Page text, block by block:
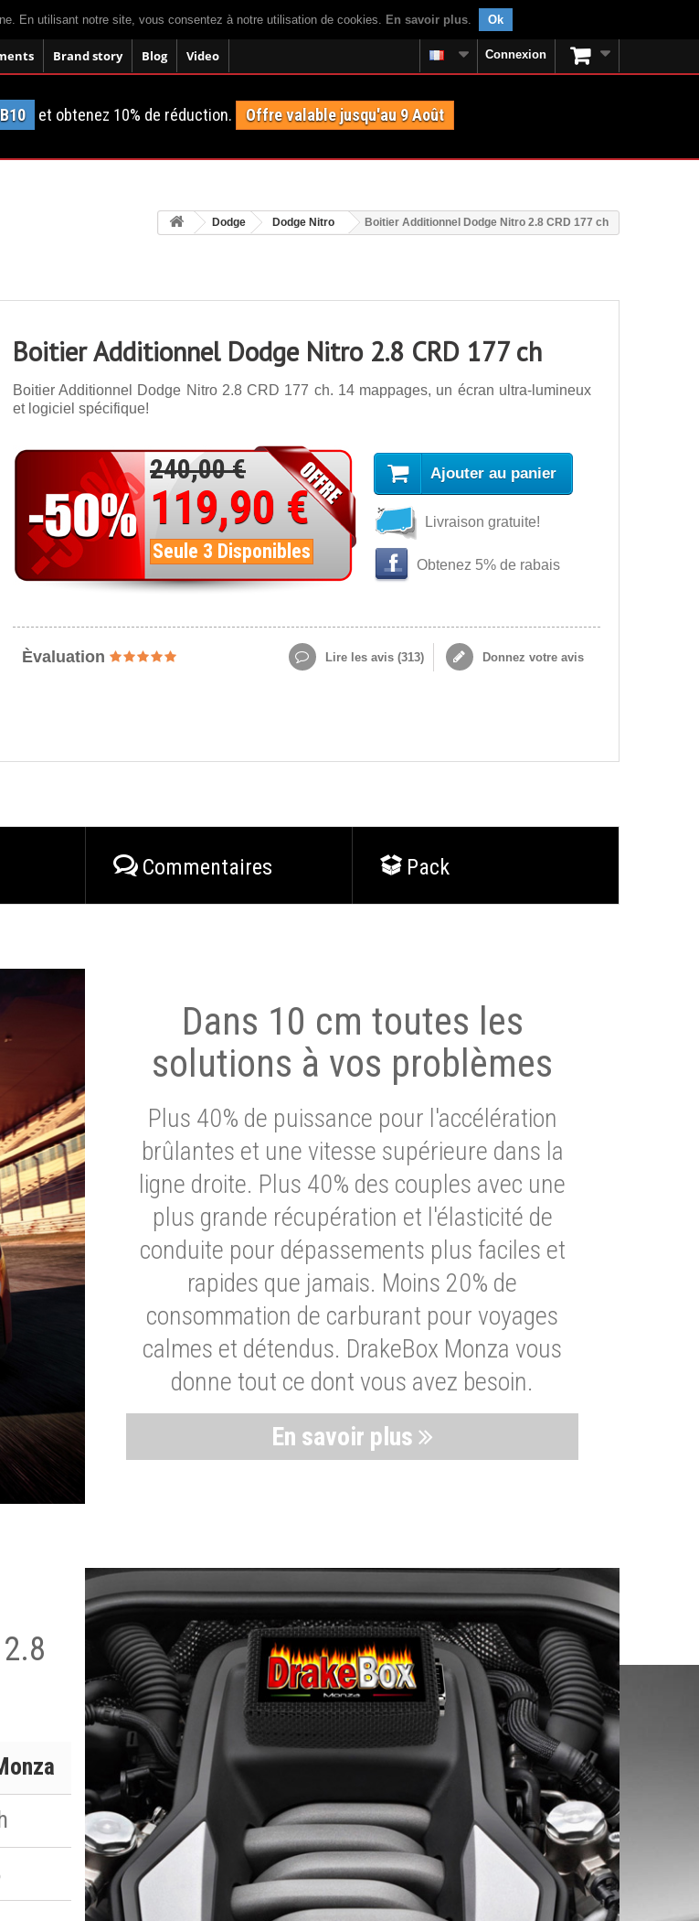
En utilisant notre site, vous consentez à notre utilisation de cookies. En savoir plus. Ok
Brand story Blog Video Connexion
et obtenez 10% de réduction. Offre valable jusqu'au 9 Août
Dodge Dodge Nitro Boitier Additionnel Dodge Nitro 2.8 CRD 177 ch
Boitier Additionnel Dodge Nitro 2.8 CRD 177 ch
Boitier Additionnel Dodge Nitro 2.8 CRD 177 ch. 14 mappages, un écran ultra-lumineux
et logiciel spécifique!
240,00 €
119,90 €
Seule 3 Disponibles
Ajouter au panier
Livraison gratuite!
Obtenez 5% de rabais
Èvaluation Lire les avis (313) Donnez votre avis
Commentaires Pack
Dans 10 cm toutes les
solutions à vos problèmes
Plus 40% de puissance pour l'accélération
brûlantes et une vitesse supérieure dans la
ligne droite. Plus 40% des couples avec une
plus grande récupération et l'élasticité de
conduite pour dépassements plus faciles et
rapides que jamais. Moins 20% de
consommation de carburant pour voyages
calmes et détendus. DrakeBox Monza vous
donne tout ce dont vous avez besoin.
En savoir plus